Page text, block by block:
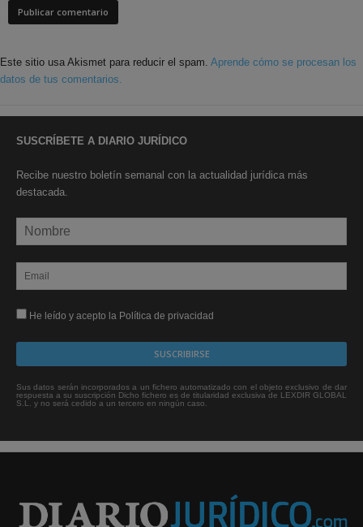
Este sitio usa Akismet para reducir el spam. Aprende cómo se procesan los
datos de tus comentarios.
SUSCRÍBETE A DIARIO JURÍDICO
Recibe nuestro boletín semanal con la actualidad jurídica más
destacada.
He leído y acepto la Política de privacidad
Sus datos serán incorporados a un fichero automatizado con el objeto exclusivo de dar
respuesta a su suscripción Dicho fichero es de titularidad exclusiva de LEXDIR GLOBAL
S.L. y no será cedido a un tercero en ningún caso.